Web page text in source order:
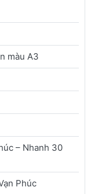
màu A3
– Nhanh 30
Phúc